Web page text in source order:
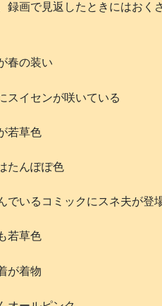
録画で見返したときにはお
春の装い
スイセンが咲いている
若草色
たんぽぽ色
でいるコミックにスネ夫が登
若草色
が着物